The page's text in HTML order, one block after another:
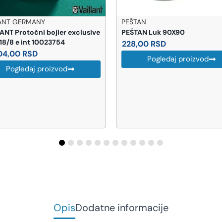
Luk 90X90
RSD
Pogledaj proizvod
REMER ITALY
REMER Produžetak CH 3/8
369,00
Pogledaj proizvod
OpisDodatne informacije